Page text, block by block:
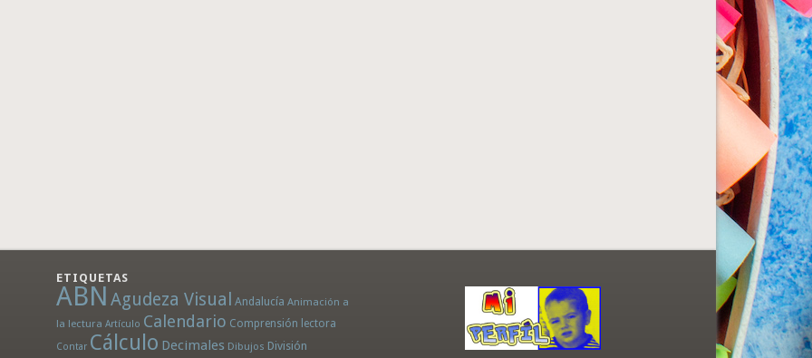
ETIQUETAS
ABN Agudeza Visual Andalucía Animación a
la lectura Artículo Calendario Comprensión lectora
Contar Cálculo Decimales Dibujos División